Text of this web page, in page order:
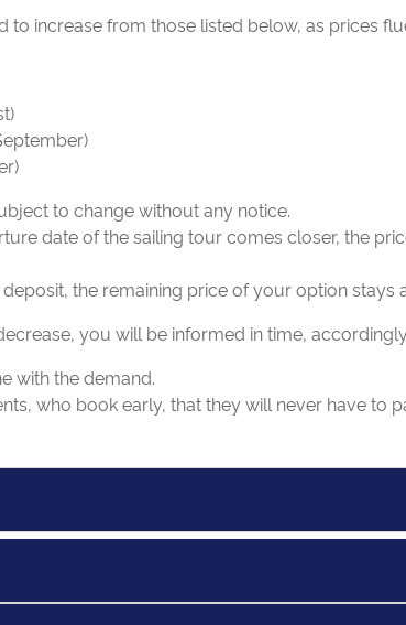
to increase from those listed below, as prices
to change without any notice.
date of the sailing tour comes closer, the
the remaining price of your option stays
you will be informed in time,
with the demand.
who book early, that they will never have to